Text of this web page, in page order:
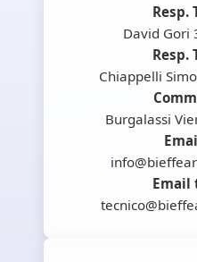
Resp.
David Gori
Resp.
Chiappelli
Burgalassi
Email